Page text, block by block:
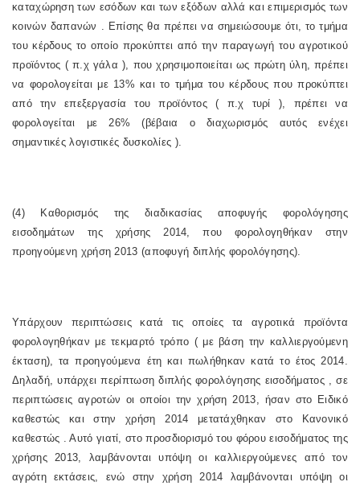
καταχώρηση των εσόδων και των εξόδων αλλά και επιμερισμός των
κοινών δαπανών . Επίσης θα πρέπει να σημειώσουμε ότι, το τμήμα
του κέρδους το οποίο προκύπτει από την παραγωγή του αγροτικού
προϊόντος ( π.χ γάλα ), που χρησιμοποιείται ως πρώτη ύλη, πρέπει
να φορολογείται με 13% και το τμήμα του κέρδους που προκύπτει
από την επεξεργασία του προϊόντος ( π.χ τυρί ), πρέπει να
φορολογείται με 26% (βέβαια ο διαχωρισμός αυτός ενέχει
σημαντικές λογιστικές δυσκολίες ).
(4) Καθορισμός της διαδικασίας αποφυγής φορολόγησης
εισοδημάτων της χρήσης 2014, που φορολογηθήκαν στην
προηγούμενη χρήση 2013 (αποφυγή διπλής φορολόγησης).
Υπάρχουν περιπτώσεις κατά τις οποίες τα αγροτικά προϊόντα
φορολογηθήκαν με τεκμαρτό τρόπο ( με βάση την καλλιεργούμενη
έκταση), τα προηγούμενα έτη και πωλήθηκαν κατά το έτος 2014.
Δηλαδή, υπάρχει περίπτωση διπλής φορολόγησης εισοδήματος , σε
περιπτώσεις αγροτών οι οποίοι την χρήση 2013, ήσαν στο Ειδικό
καθεστώς και στην χρήση 2014 μετατάχθηκαν στο Κανονικό
καθεστώς . Αυτό γιατί, στο προσδιορισμό του φόρου εισοδήματος της
χρήσης 2013, λαμβάνονται υπόψη οι καλλιεργούμενες από τον
αγρότη εκτάσεις, ενώ στην χρήση 2014 λαμβάνονται υπόψη οι